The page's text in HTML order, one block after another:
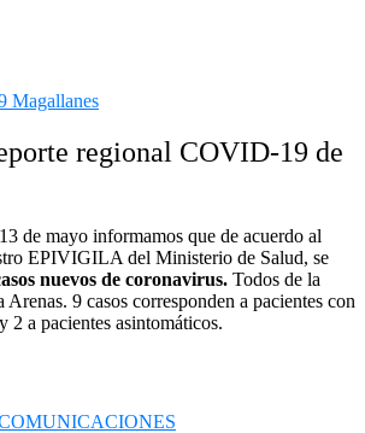
regional COVID-19 de
de mayo informamos que de acuerdo al
EPIVIGILA del Ministerio de Salud, se
nuevos de coronavirus. Todos de la
Arenas. 9 casos corresponden a pacientes con
2 a pacientes asintomáticos.